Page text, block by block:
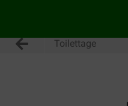
Toilettage